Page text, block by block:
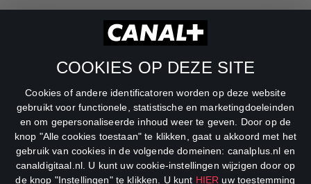
COOKIES OP DEZE SITE
Cookies of andere identificatoren worden op deze website
gebruikt voor functionele, statistische en marketingdoeleinden
en om gepersonaliseerde inhoud weer te geven. Door op de
knop "Alle cookies toestaan" te klikken, gaat u akkoord met het
gebruik van cookies in de volgende domeinen: canalplus.nl en
canaldigitaal.nl. U kunt uw cookie-instellingen wijzigen door op
de knop "Instellingen" te klikken. U kunt HIER uw toestemming
RTL Z
SBS6
Veronica
DreamWorks Channel